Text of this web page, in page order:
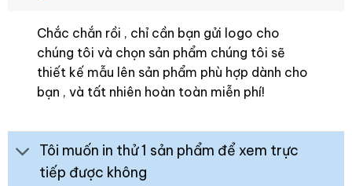
Chắc chắn rồi , chỉ cần bạn gửi logo cho
chúng tôi và chọn sản phẩm chúng tôi sẽ
thiết kế mẫu lên sản phẩm phù hợp dành cho
bạn , và tất nhiên hoàn toàn miễn phí!
Tôi muốn in thử 1 sản phẩm để xem trực
tiếp được không